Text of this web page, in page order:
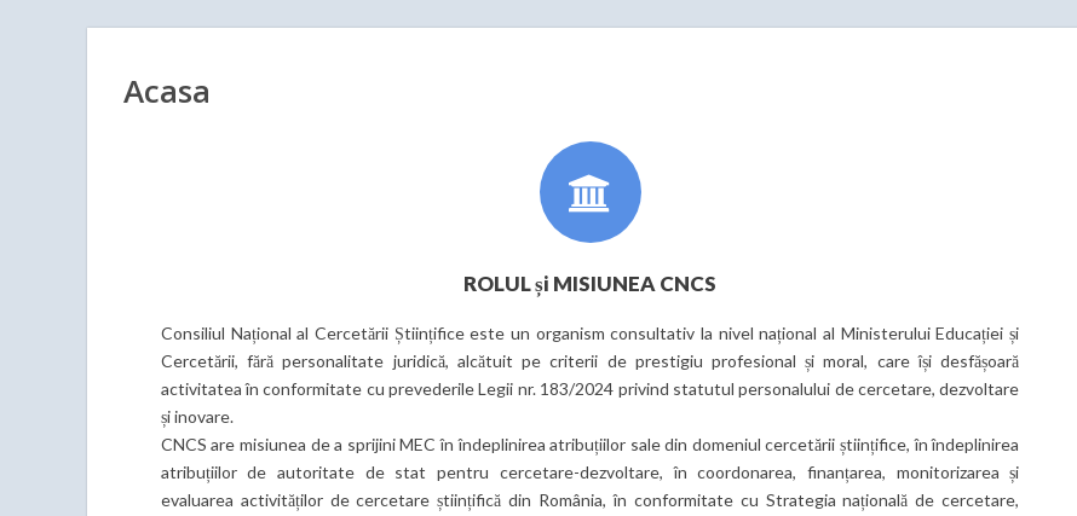
Acasa
ROLUL și MISIUNEA CNCS
Consiliul Național al Cercetării Științifice este un organism consultativ la nivel național al Ministerului Educației și
Cercetării, fără personalitate juridică, alcătuit pe criterii de prestigiu profesional și moral, care își desfășoară
activitatea în conformitate cu prevederile Legii nr. 183/2024 privind statutul personalului de cercetare, dezvoltare
și inovare.
CNCS are misiunea de a sprijini MEC în îndeplinirea atribuțiilor sale din domeniul cercetării științifice, în îndeplinirea
atribuțiilor de autoritate de stat pentru cercetare-dezvoltare, în coordonarea, finanțarea, monitorizarea și
evaluarea activităților de cercetare științifică din România, în conformitate cu Strategia națională de cercetare,